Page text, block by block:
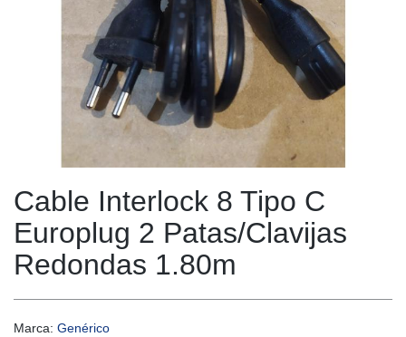
Cable Interlock 8 Tipo C
Europlug 2 Patas/Clavijas
Redondas 1.80m
Marca: Genérico